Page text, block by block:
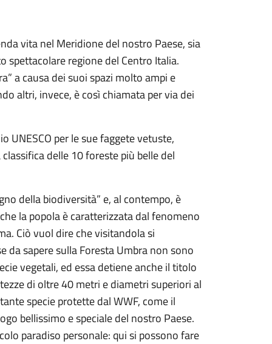
vita nel Meridione del nostro Paese, sia
spettacolare regione del Centro Italia.
a causa dei suoi spazi molto ampi e
altri, invece, è così chiamata per via dei
UNESCO per le sue faggete vetuste,
delle 10 foreste più belle del
della biodiversità” e, al contempo, è
la popola è caratterizzata dal fenomeno
Ciò vuol dire che visitandola si
sapere sulla Foresta Umbra non sono
vegetali, ed essa detiene anche il titolo
di oltre 40 metri e diametri superiori al
specie protette dal WWF, come il
bellissimo e speciale del nostro Paese.
paradiso personale: qui si possono fare